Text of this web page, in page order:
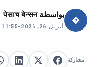
�
بواسطةपेसाच बेन्सन
أبريل 26, 2026 •11:55 ص
مشاركة مشاركة على فيسبوك
مشاركة على X
مشاركة